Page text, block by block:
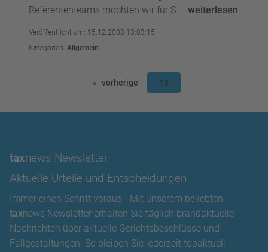
Referententeams möchten wir für S ... weiterlesen
Veröffentlicht am: 15.12.2008 13:03:15
Kategorien: Allgemein
vorherige 13
taxnews Newsletter
Aktuelle Urteile und Entscheidungen
Immer einen Schritt voraus - Mit unserem beliebten
taxnews Newsletter erhalten Sie täglich brandaktuelle
Nachrichten über aktuelle Gerichtsbeschlüsse und
Fallgestaltungen. So bleiben Sie jederzeit topaktuell